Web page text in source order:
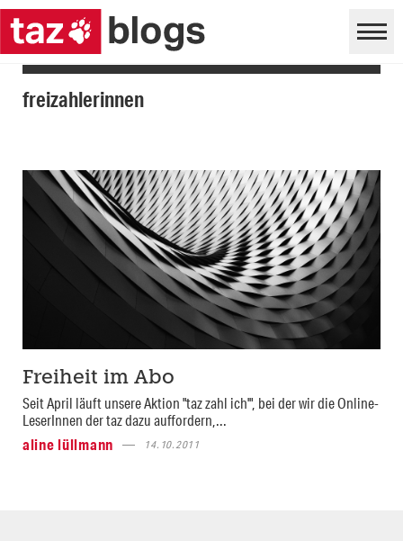
freizahlerinnen
Freiheit im Abo
Seit April läuft unsere Aktion "taz zahl ich'", bei der wir die Online-
LeserInnen der taz dazu auffordern,...
aline lüllmann
14.10.2011